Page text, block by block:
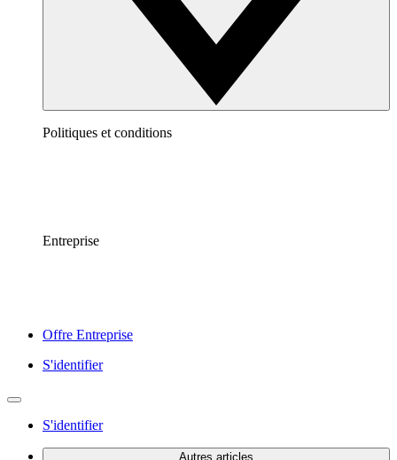
Politiques et conditions
Entreprise
Offre Entreprise
S'identifier
S'identifier
Autres articles